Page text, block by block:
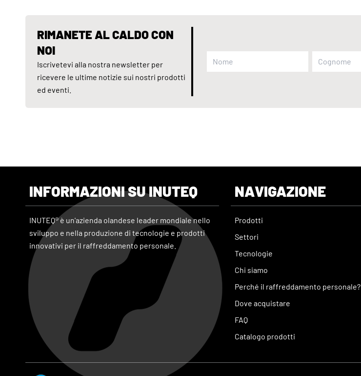
RIMANETE AL CALDO CON
NOI
Iscrivetevi alla nostra newsletter per
ricevere le ultime notizie sui nostri prodotti
ed eventi.
INFORMAZIONI SU INUTEQ
INUTEQ® è un'azienda olandese leader mondiale nello
sviluppo e nella produzione di tecnologie e prodotti
innovativi per il raffreddamento personale.
NAVIGAZIONE
Prodotti
Settori
Tecnologie
Chi siamo
Perché il raffreddamento personale?
Dove acquistare
FAQ
Catalogo prodotti